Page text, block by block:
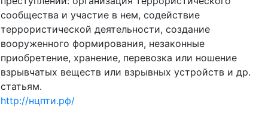
сообщества и участие в нем, содействие
террористической деятельности, создание
вооруженного формирования, незаконные
приобретение, хранение, перевозка или ношение
взрывчатых веществ или взрывных устройств и др.
статьям.
http://нцпти.рф/